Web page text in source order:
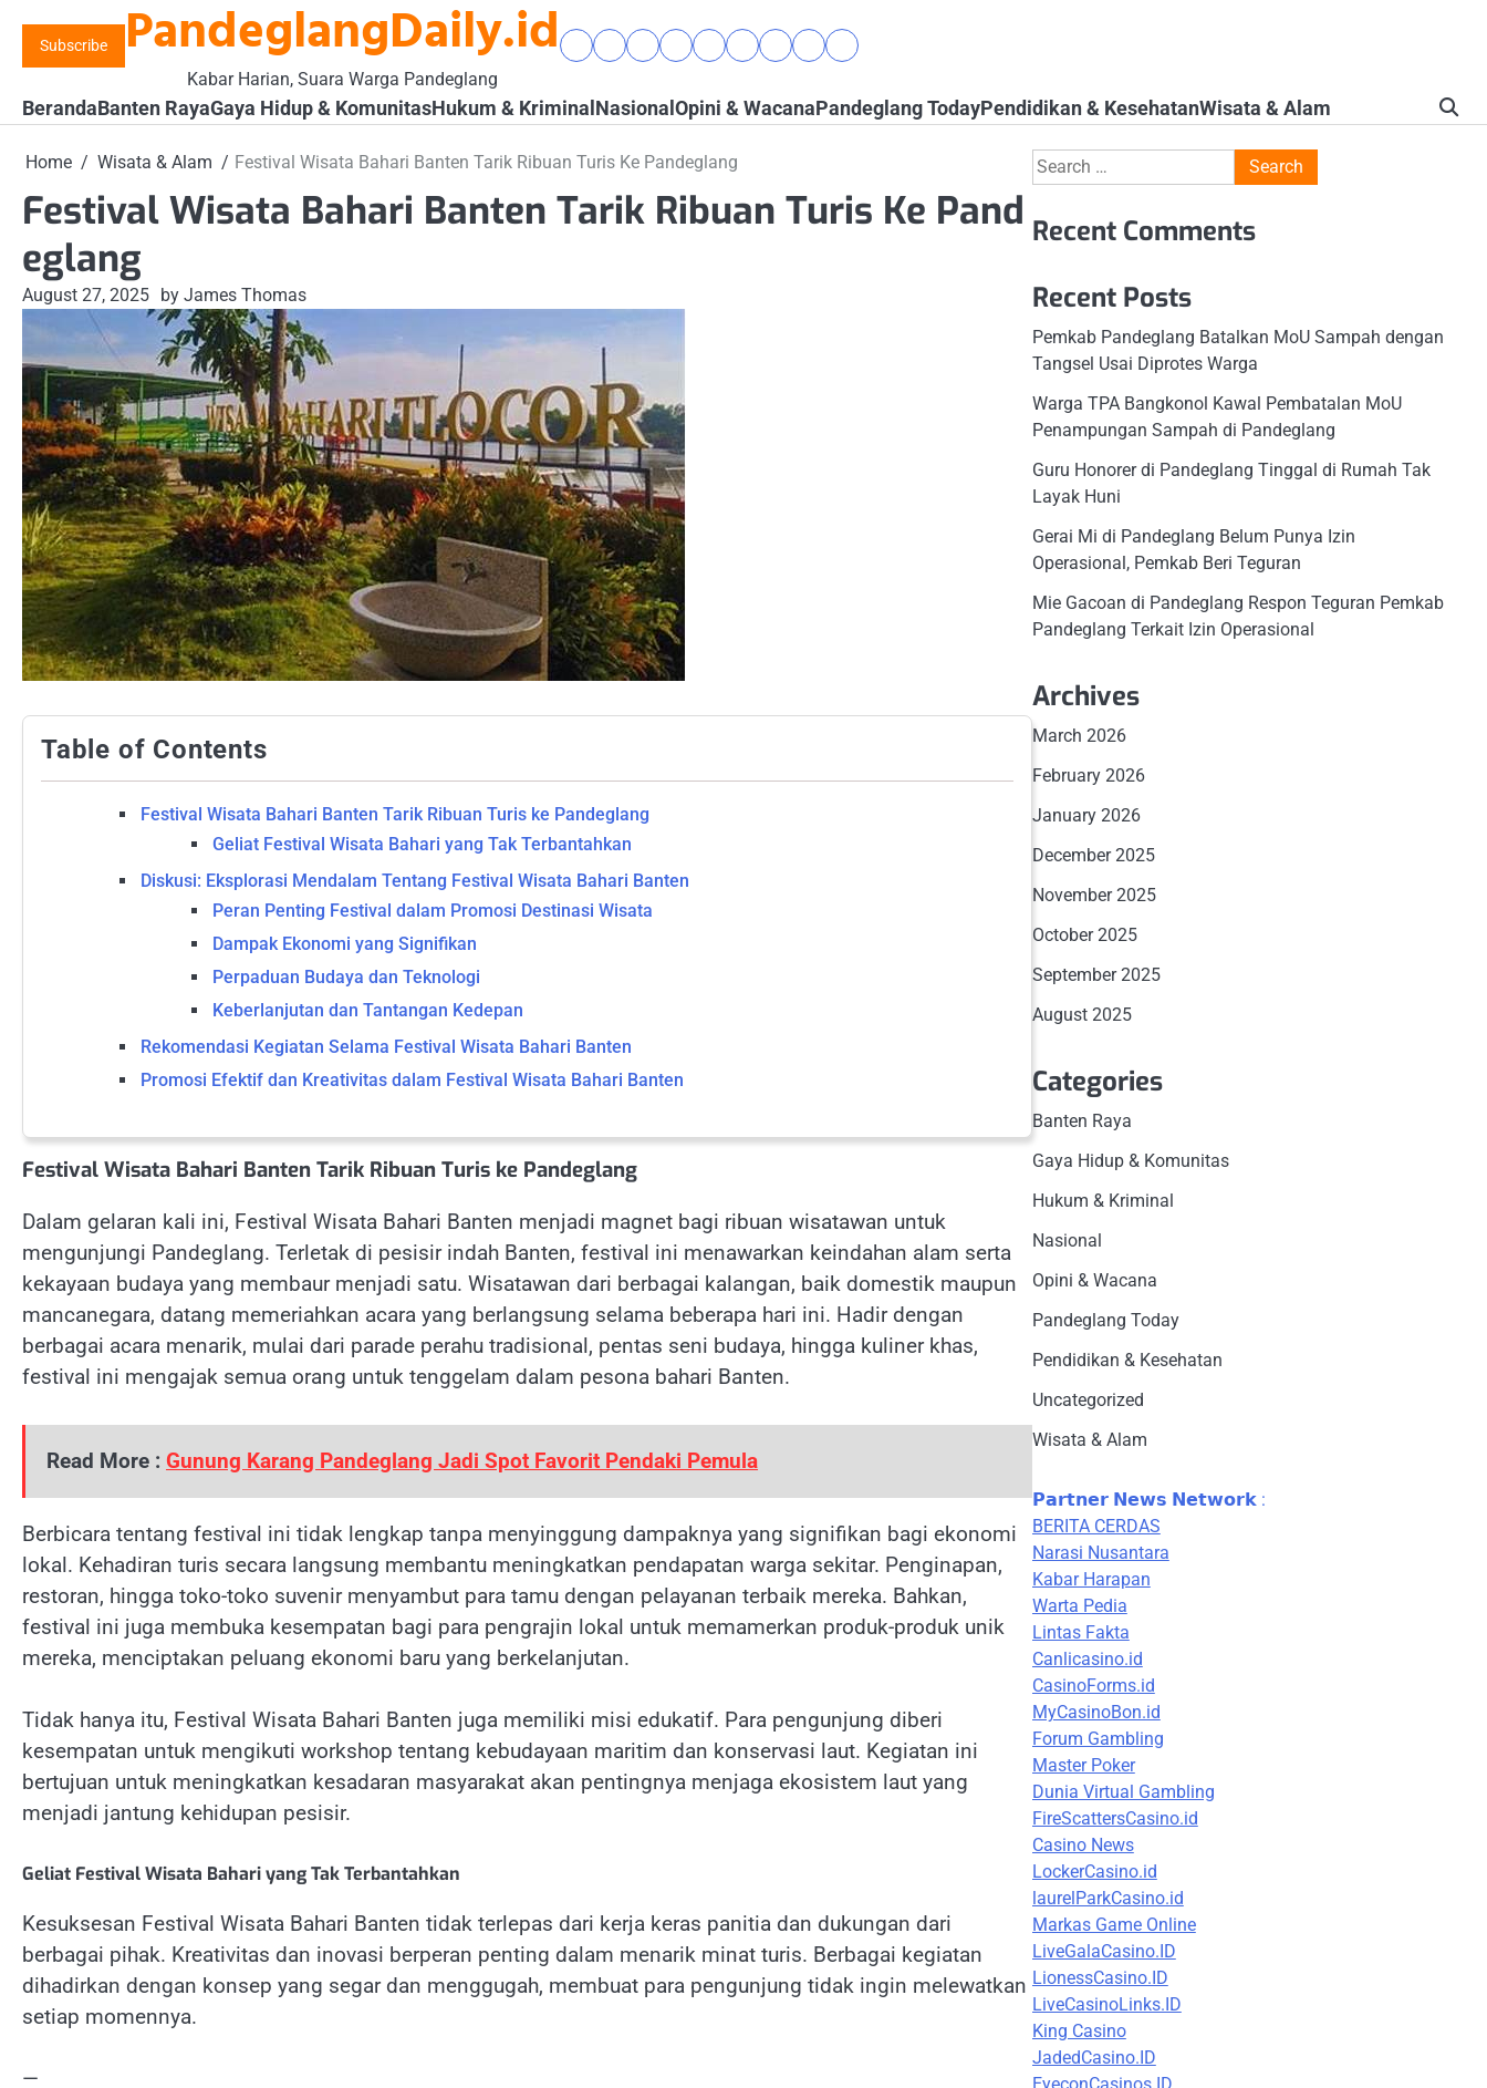
content
Subscribe PandeglangDaily.id
Kabar Harian, Suara Warga Pandeglang
BerandaBantenGaya
Komunitas
Hukum
Kriminal
Nasional
Opini
PandeglangPendidikan
Kesehatan
Wisata
Alam
BerandaBanten RayaGaya Hidup & KomunitasHukum & KriminalNasionalOpini & WacanaPandeglang TodayPendidikan & KesehatanWisata & Alam
Home Wisata & Alam Festival Wisata Bahari Banten Tarik Ribuan Turis Ke Pandeglang
Festival Wisata Bahari Banten Tarik Ribuan Turis Ke Pand
eglang
August 27, 2025 by James Thomas
Table of Contents
Festival Wisata Bahari Banten Tarik Ribuan Turis ke Pandeglang
Geliat Festival Wisata Bahari yang Tak Terbantahkan
Diskusi: Eksplorasi Mendalam Tentang Festival Wisata Bahari Banten
Peran Penting Festival dalam Promosi Destinasi Wisata
Dampak Ekonomi yang Signifikan
Perpaduan Budaya dan Teknologi
Keberlanjutan dan Tantangan Kedepan
Rekomendasi Kegiatan Selama Festival Wisata Bahari Banten
Promosi Efektif dan Kreativitas dalam Festival Wisata Bahari Banten
Festival Wisata Bahari Banten Tarik Ribuan Turis ke Pandeglang
Dalam gelaran kali ini, Festival Wisata Bahari Banten menjadi magnet bagi ribuan wisatawan untuk
mengunjungi Pandeglang. Terletak di pesisir indah Banten, festival ini menawarkan keindahan alam serta
kekayaan budaya yang membaur menjadi satu. Wisatawan dari berbagai kalangan, baik domestik maupun
mancanegara, datang memeriahkan acara yang berlangsung selama beberapa hari ini. Hadir dengan
berbagai acara menarik, mulai dari parade perahu tradisional, pentas seni budaya, hingga kuliner khas,
festival ini mengajak semua orang untuk tenggelam dalam pesona bahari Banten.
Read More : Gunung Karang Pandeglang Jadi Spot Favorit Pendaki Pemula
Berbicara tentang festival ini tidak lengkap tanpa menyinggung dampaknya yang signifikan bagi ekonomi
lokal. Kehadiran turis secara langsung membantu meningkatkan pendapatan warga sekitar. Penginapan,
restoran, hingga toko-toko suvenir menyambut para tamu dengan pelayanan terbaik mereka. Bahkan,
festival ini juga membuka kesempatan bagi para pengrajin lokal untuk memamerkan produk-produk unik
mereka, menciptakan peluang ekonomi baru yang berkelanjutan.
Tidak hanya itu, Festival Wisata Bahari Banten juga memiliki misi edukatif. Para pengunjung diberi
kesempatan untuk mengikuti workshop tentang kebudayaan maritim dan konservasi laut. Kegiatan ini
bertujuan untuk meningkatkan kesadaran masyarakat akan pentingnya menjaga ekosistem laut yang
menjadi jantung kehidupan pesisir.
Geliat Festival Wisata Bahari yang Tak Terbantahkan
Kesuksesan Festival Wisata Bahari Banten tidak terlepas dari kerja keras panitia dan dukungan dari
berbagai pihak. Kreativitas dan inovasi berperan penting dalam menarik minat turis. Berbagai kegiatan
dihadirkan dengan konsep yang segar dan menggugah, membuat para pengunjung tidak ingin melewatkan
setiap momennya.
—
Search
for:
Recent Comments
Recent Posts
Pemkab Pandeglang Batalkan MoU Sampah dengan
Tangsel Usai Diprotes Warga
Warga TPA Bangkonol Kawal Pembatalan MoU
Penampungan Sampah di Pandeglang
Guru Honorer di Pandeglang Tinggal di Rumah Tak
Layak Huni
Gerai Mi di Pandeglang Belum Punya Izin
Operasional, Pemkab Beri Teguran
Mie Gacoan di Pandeglang Respon Teguran Pemkab
Pandeglang Terkait Izin Operasional
Archives
March 2026
February 2026
January 2026
December 2025
November 2025
October 2025
September 2025
August 2025
Categories
Banten Raya
Gaya Hidup & Komunitas
Hukum & Kriminal
Nasional
Opini & Wacana
Pandeglang Today
Pendidikan & Kesehatan
Uncategorized
Wisata & Alam
𝗣𝗮𝗿𝘁𝗻𝗲𝗿 𝗡𝗲𝘄𝘀 𝗡𝗲𝘁𝘄𝗼𝗿𝗸 :
BERITA CERDAS
Narasi Nusantara
Kabar Harapan
Warta Pedia
Lintas Fakta
Canlicasino.id
CasinoForms.id
MyCasinoBon.id
Forum Gambling
Master Poker
Dunia Virtual Gambling
FireScattersCasino.id
Casino News
LockerCasino.id
laurelParkCasino.id
Markas Game Online
LiveGalaCasino.ID
LionessCasino.ID
LiveCasinoLinks.ID
King Casino
JadedCasino.ID